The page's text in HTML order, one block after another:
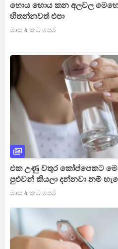
හොය හොය කන අලවල
හිතන්නවත් එපා
මාස 4 කට පෙර
එක උණු වතුර කෝප්පෙකට
පුළුවන් කියලා දන්නවා නම්
මාස 4 කට පෙර